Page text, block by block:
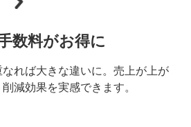
数料がお得に
れば大きな違いに。売上が上が
減効果を実感できます。